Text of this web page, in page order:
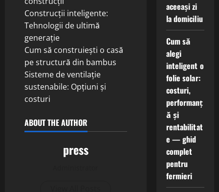
Construcții inteligente:
Tehnologii de ultimă
generație
Cum să construiești o casă
pe structură din bambus
Sisteme de ventilație
sustenabile: Opțiuni și
costuri
ABOUT THE AUTHOR
press
aceeași zi
la domiciliu
Cum să
alegi
inteligent o
folie solar:
costuri,
performanț
ă și
rentabilitat
e — ghid
complet
pentru
fermieri